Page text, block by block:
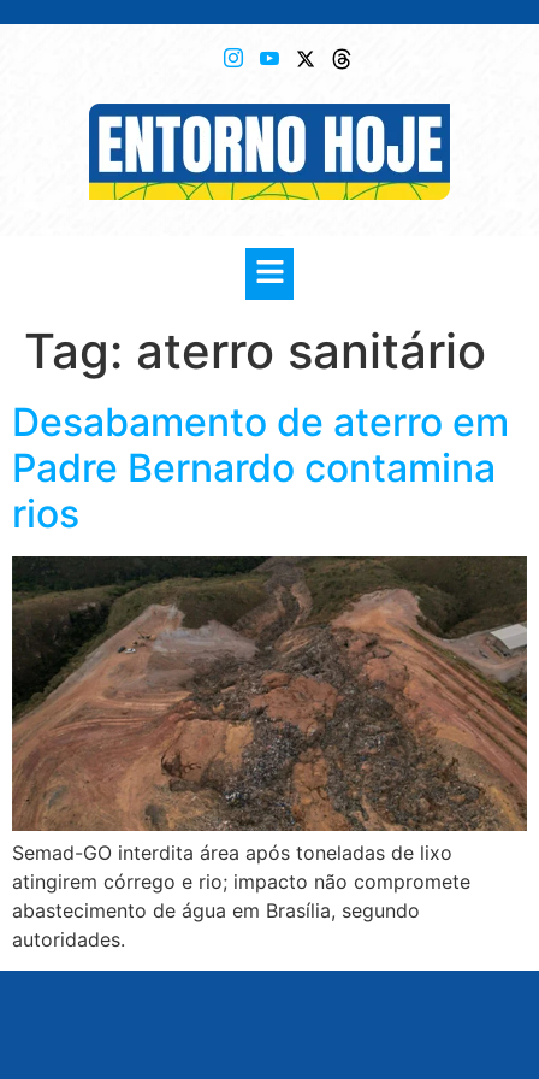
Tag: aterro sanitário
Desabamento de aterro em
Padre Bernardo contamina
rios
Semad-GO interdita área após toneladas de lixo
atingirem córrego e rio; impacto não compromete
abastecimento de água em Brasília, segundo
autoridades.